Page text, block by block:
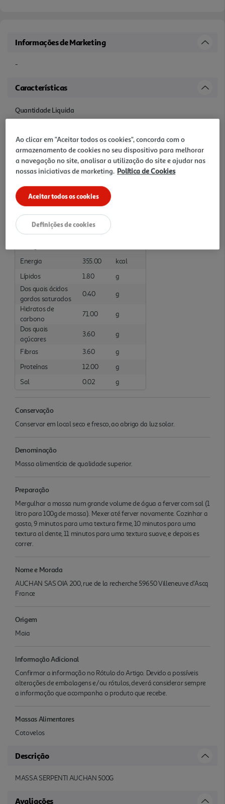
Informações de Marketing
-
Características
Quantidade Liquida
Ingredientes/Composição
Sêmola de TRIGO-DURO (GLÚTEN). Pode conter vestígios de SOJA
e MOSTARDA.
Informações Nutricionais
Valores Nutricionais por: 100 Gramas :Preparado
Nutrientes
Energia
355.00
kcal
Lípidos
1.80
g
Dos quais ácidos
gordos saturados
0.40
g
Hidratos de
carbono
71.00
g
Dos quais
açúcares
3.60 g
Fibras 3.60
g
Proteínas
12.00
g
Sal
0.02 g
Conservação
Conservar em local seco e fresco, ao abrigo da luz solar.
Denominação
Massa alimentícia de qualidade superior.
Preparação
Mergulhar a massa num grande volume de água a ferver com sal (1
litro para 100g de massa). Mexer até ferver novamente. Cozinhar a
gosto, 9 minutos para uma textura firme, 10 minutos para uma
textura al dente, 11 minutos para uma textura suave, e depois es
correr.
Nome e Morada
AUCHAN SAS OIA 200, rue de la recherche 59650 Villeneuve d'Ascq
France
Origem
Maia
Informação Adicional
Confirmar a informação no Rótulo do Artigo. Devido a possíveis
alterações de embalagens e/ou rótulos, deverá considerar sempre
a informação que acompanha o produto que recebe.
Massas Alimentares
Cotovelos
Descrição
MASSA SERPENTI AUCHAN 500G
Avaliações
Ao clicar em "Aceitar todos os cookies", concorda com o
armazenamento de cookies no seu dispositivo para melhorar
a navegação no site, analisar a utilização do site e ajudar nas
nossas iniciativas de marketing. Política de Cookies
Aceitar todos os cookies
Definições de cookies